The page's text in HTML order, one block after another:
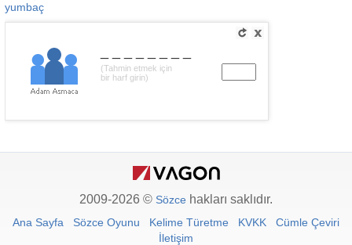
yumbaç
(Tahmin etmek için
bir harf girin)
2009-2026 © Sözce hakları saklıdır.
Ana Sayfa Sözce Oyunu Kelime Türetme KVKK
Cümle Çeviri
İletişim